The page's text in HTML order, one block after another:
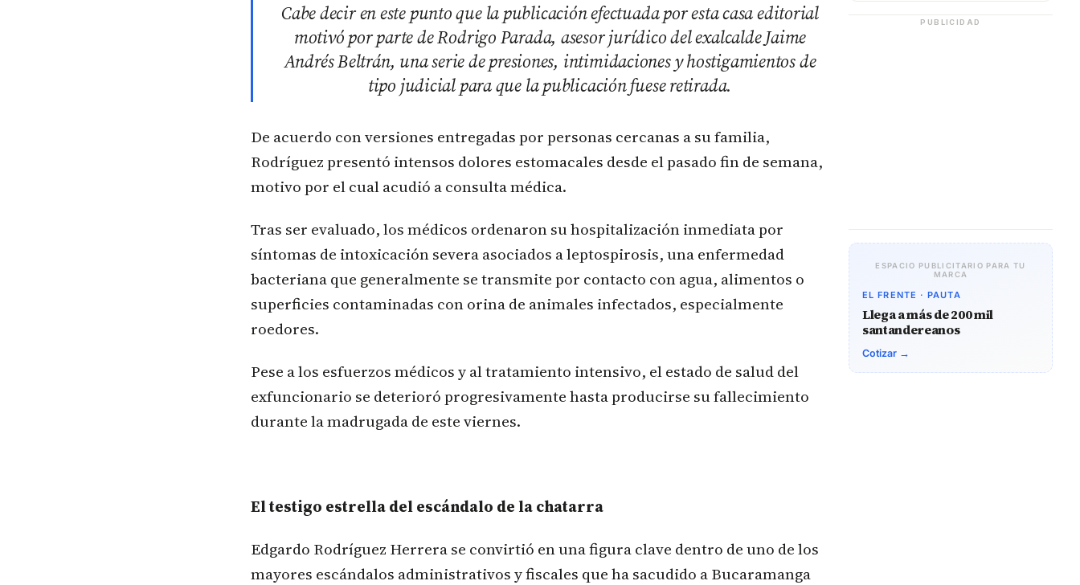
Cabe decir en este punto que la publicación efectuada por esta casa editorial
motivó por parte de Rodrigo Parada, asesor jurídico del exalcalde Jaime
Andrés Beltrán, una serie de presiones, intimidaciones y hostigamientos de
tipo judicial para que la publicación fuese retirada.
De acuerdo con versiones entregadas por personas cercanas a su familia,
Rodríguez presentó intensos dolores estomacales desde el pasado fin de semana,
motivo por el cual acudió a consulta médica.
Tras ser evaluado, los médicos ordenaron su hospitalización inmediata por
síntomas de intoxicación severa asociados a leptospirosis, una enfermedad
bacteriana que generalmente se transmite por contacto con agua, alimentos o
superficies contaminadas con orina de animales infectados, especialmente
roedores.
Pese a los esfuerzos médicos y al tratamiento intensivo, el estado de salud del
exfuncionario se deterioró progresivamente hasta producirse su fallecimiento
durante la madrugada de este viernes.
El testigo estrella del escándalo de la chatarra
Edgardo Rodríguez Herrera se convirtió en una figura clave dentro de uno de los
mayores escándalos administrativos y fiscales que ha sacudido a Bucaramanga
PUBLICIDAD
ESPACIO PUBLICITARIO PARA TU
MARCA
EL FRENTE · PAUTA
Llega a más de 200 mil
santandereanos
Cotizar →